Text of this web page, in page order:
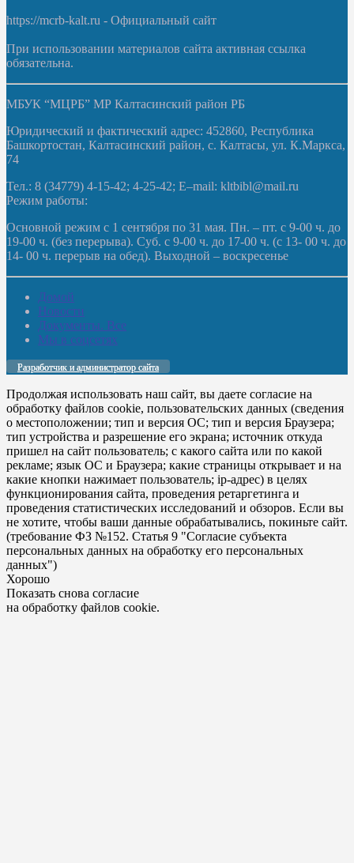
https://mcrb-kalt.ru - Официальный сайт
При использовании материалов сайта активная ссылка
обязательна.
МБУК “МЦРБ” МР Калтасинский район РБ
Юридический и фактический адрес: 452860, Республика
Башкортостан, Калтасинский район, с. Калтасы, ул. К.Маркса,
74
Тел.: 8 (34779) 4-15-42; 4-25-42; E–mail: kltbibl@mail.ru
Режим работы:
Основной режим с 1 сентября по 31 мая. Пн. – пт. с 9-00 ч. до
19-00 ч. (без перерыва). Суб. с 9-00 ч. до 17-00 ч. (с 13- 00 ч. до
14- 00 ч. перерыв на обед). Выходной – воскресенье
Домой
Новости
Документы. Все
Мы в соцсетях
Разработчик и администратор сайта
Продолжая использовать наш сайт, вы даете согласие на
обработку файлов cookie, пользовательских данных (сведения
о местоположении; тип и версия ОС; тип и версия Браузера;
тип устройства и разрешение его экрана; источник откуда
пришел на сайт пользователь; с какого сайта или по какой
рекламе; язык ОС и Браузера; какие страницы открывает и на
какие кнопки нажимает пользователь; ip-адрес) в целях
функционирования сайта, проведения ретаргетинга и
проведения статистических исследований и обзоров. Если вы
не хотите, чтобы ваши данные обрабатывались, покиньте сайт.
(требование ФЗ №152. Статья 9 "Согласие субъекта
персональных данных на обработку его персональных
данных")
Хорошо
Показать снова согласие
на обработку файлов cookie.